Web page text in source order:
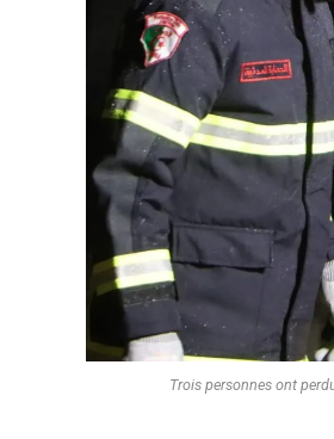
Trois personnes ont